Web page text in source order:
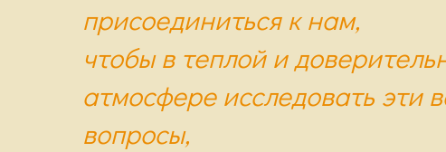
присоединиться к нам,
чтобы в теплой и
атмосфере исследовать эти
вопросы,